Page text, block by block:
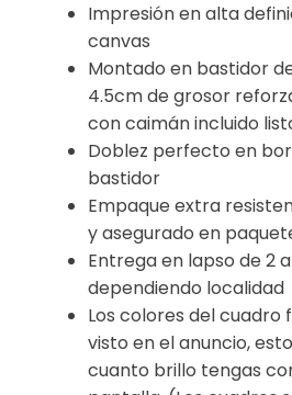
Impresión en alta
canvas
Montado en bastidor
4.5cm de grosor
con caimán incluido
Doblez perfecto en
bastidor
Empaque extra
y asegurado en
Entrega en lapso de 2
dependiendo localidad
Los colores del cuadro
visto en el anuncio,
cuanto brillo tengas